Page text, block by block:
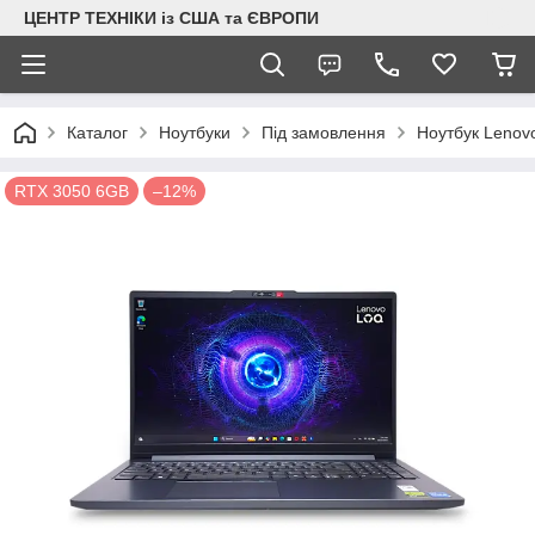
ЦЕНТР ТЕХНІКИ із США та ЄВРОПИ
Каталог Ноутбуки Під замовлення Ноутбук
RTX 3050 6GB –12%